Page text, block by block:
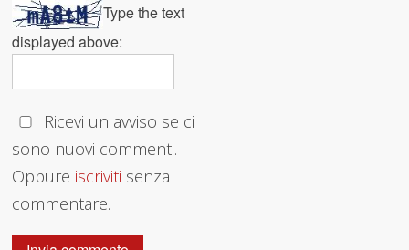
Type the text
displayed above:
Ricevi un avviso se ci
sono nuovi commenti.
Oppure iscriviti senza
commentare.